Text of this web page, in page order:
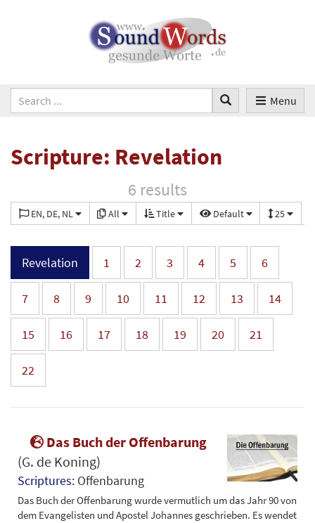
Menu
Scripture: Revelation
6 results
EN, DE, NL All Title Default 25
Revelation 1 2 3 4 5 6
7 8 9 10 11 12 13 14
15 16 17 18 19 20 21
22
Das Buch der Offenbarung
(G. de Koning)
Scriptures: Offenbarung
Das Buch der Offenbarung wurde vermutlich um das Jahr 90 von
dem Evangelisten und Apostel Johannes geschrieben. Es wendet